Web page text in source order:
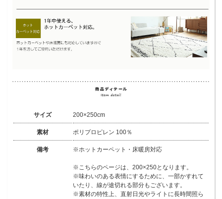
サイズ 200×250cm
素材 ポリプロピレン 100％
備考 ※ホットカーペット・床暖房対応
※こちらのページは、200×250となります。
※味わいのある表情にするために、一部かすれて
いたり、線が途切れる部分もございます。
※素材の特性上、直射日光やライトに長時間照ら